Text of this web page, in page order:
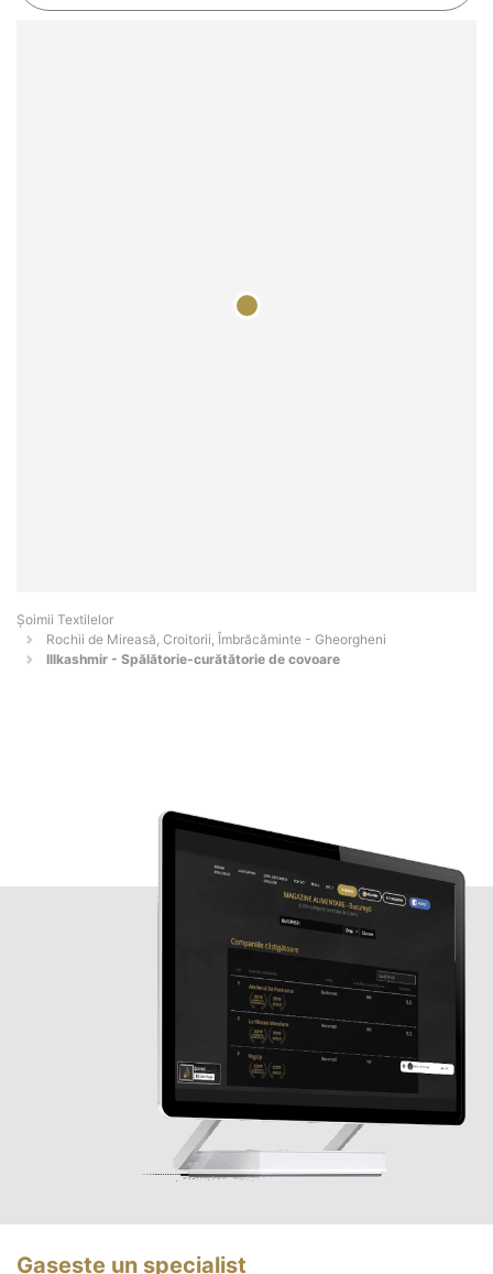
Șoimii Textilelor
Rochii de Mireasă, Croitorii, Îmbrăcăminte - Gheorgheni
Illkashmir - Spălătorie-curătătorie de covoare
Gasește un specialist